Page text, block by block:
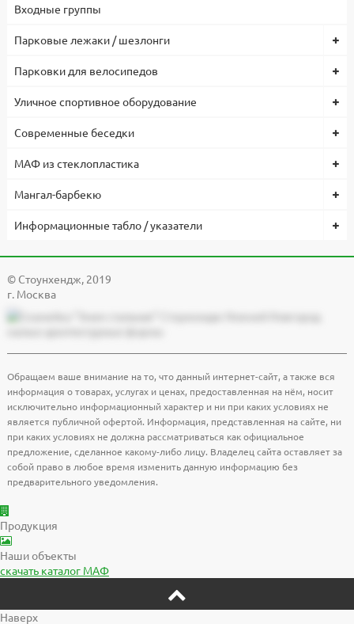
Входные группы
Парковые лежаки / шезлонги
Парковки для велосипедов
Уличное спортивное оборудование
Современные беседки
МАФ из стеклопластика
Мангал-барбекю
Информационные табло / указатели
© Cтоунхендж, 2019
г. Москва
Обращаем ваше внимание на то, что данный интернет-сайт, а также вся
информация о товарах, услугах и ценах, предоставленная на нём, носит
исключительно информационный характер и ни при каких условиях не
является публичной офертой. Информация, представленная на сайте, ни
при каких условиях не должна рассматриваться как официальное
предложение, сделанное какому-либо лицу. Владелец сайта оставляет за
собой право в любое время изменить данную информацию без
предварительного уведомления.
Продукция
Наши объекты
скачать каталог МАФ
Наверх